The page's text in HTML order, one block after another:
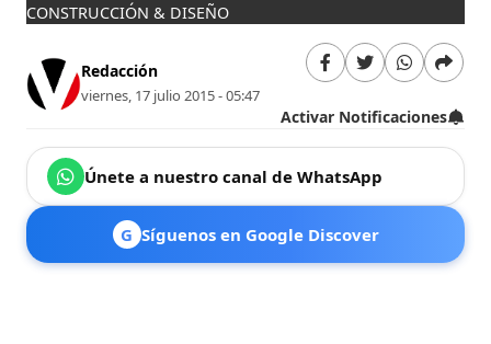
CONSTRUCCIÓN & DISEÑO
Redacción
viernes, 17 julio 2015 - 05:47
Activar Notificaciones
Únete a nuestro canal de WhatsApp
G Síguenos en Google Discover